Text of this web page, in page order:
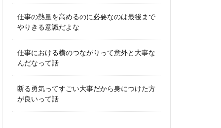
仕事の熱量を高めるのに必要なのは最後まで
やりきる意識だよな
仕事における横のつながりって意外と大事な
んだなって話
断る勇気ってすごい大事だから身につけた方
が良いって話